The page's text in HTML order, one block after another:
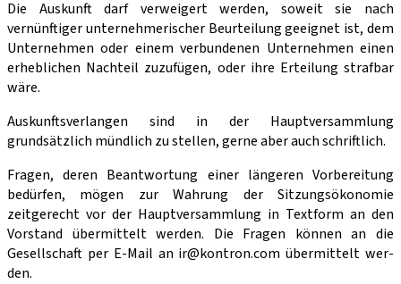
Die Auskunft darf verweigert werden, soweit sie nach
vernünftiger unternehmerischer Beurteilung geeignet ist, dem
Unternehmen oder einem verbundenen Unternehmen ei­nen
erheblichen Nachteil zuzufügen, oder ihre Erteilung strafbar
wäre.
Auskunftsverlangen sind in der Hauptversammlung
grundsätzlich mündlich zu stellen, gerne aber auch schriftlich.
Fragen, deren Beantwortung einer längeren Vorbereitung
bedürfen, mögen zur Wahrung der Sitzungsökonomie
zeitgerecht vor der Hauptversammlung in Textform an den
Vor­stand übermittelt werden. Die Fragen können an die
Gesellschaft per E-Mail an ir@kontron.com übermittelt wer­
den.